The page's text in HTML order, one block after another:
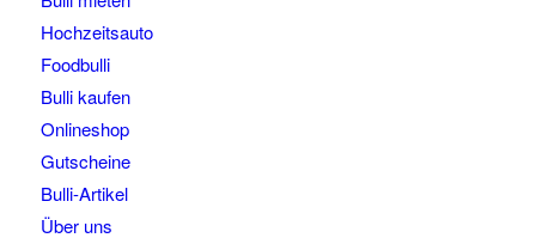
Hochzeitsauto
Foodbulli
Bulli kaufen
Onlineshop
Gutscheine
Bulli-Artikel
Über uns